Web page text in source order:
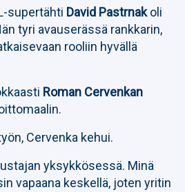
supertähti David Pastrnakoli
tyri avauserässä rankkarin,
rooliin hyvällä
Roman Cervenkan
Cervenka kehui.
yksykkösessä. Minä
vapaana keskellä, joten yritin